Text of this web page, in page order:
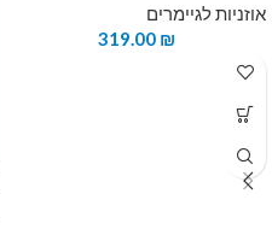
אוזניות לגיימרים
319.00 ₪